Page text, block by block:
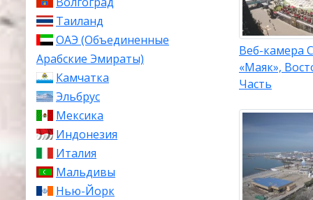
Таиланд
ОАЭ (Объединенные
Арабские Эмираты)
Камчатка
Эльбрус
Мексика
Индонезия
Италия
Мальдивы
Нью-Йорк
Сочи
Большого
санаториев и
курортной
В Сочи
Веб-камера
«Маяк»,
Часть